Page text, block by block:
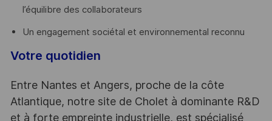
l’équilibre des collaborateurs
Un engagement sociétal et environnemental reconnu
Votre quotidien
Entre Nantes et Angers, proche de la côte
Atlantique, notre site de Cholet à dominante R&D
et à forte empreinte industrielle, est spécialisé